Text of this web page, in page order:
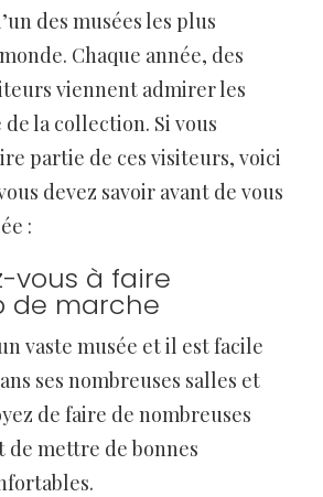
des musées les plus
Chaque année, des
viennent admirer les
la collection. Si vous
partie de ces visiteurs, voici
devez savoir avant de vous
:
vous à faire
de marche
vaste musée et il est facile
ses nombreuses salles et
de faire de nombreuses
de mettre de bonnes